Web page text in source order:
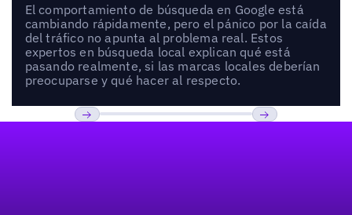
El comportamiento de búsqueda en Google está
cambiando rápidamente, pero el pánico por la caída
del tráfico no apunta al problema real. Estos
expertos en búsqueda local explican qué está
pasando realmente, si las marcas locales deberían
preocuparse y qué hacer al respecto.